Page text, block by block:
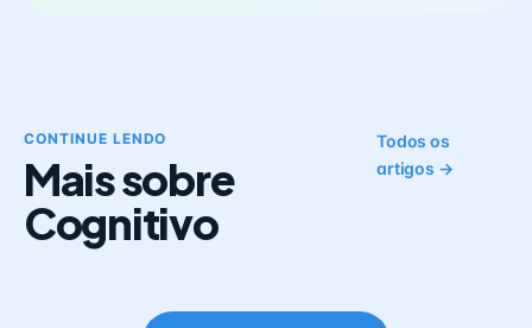
CONTINUE LENDO
Mais sobre
Cognitivo
Todos os
artigos →